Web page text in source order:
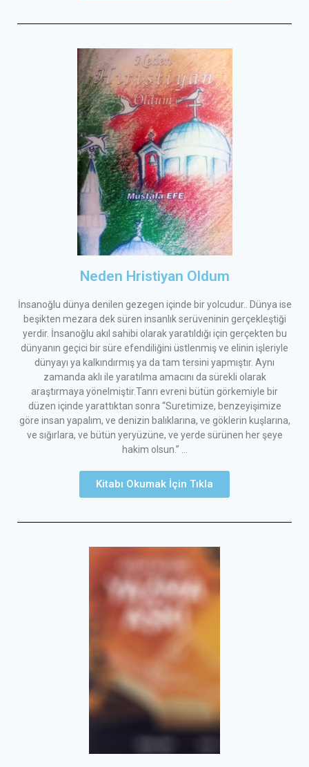
Neden Hristiyan Oldum
İnsanoğlu dünya denilen gezegen içinde bir yolcudur.. Dünya ise
beşikten mezara dek süren insanlık serüveninin gerçekleştiği
yerdir. İnsanoğlu akıl sahibi olarak yaratıldığı için gerçekten bu
dünyanın geçici bir süre efendiliğini üstlenmiş ve elinin işleriyle
dünyayı ya kalkındırmış ya da tam tersini yapmıştır. Aynı
zamanda aklı ile yaratılma amacını da sürekli olarak
araştırmaya yönelmiştir.Tanrı evreni bütün görkemiyle bir
düzen içinde yarattıktan sonra “Suretimize, benzeyişimize
göre insan yapalım, ve denizin balıklarına, ve göklerin kuşlarına,
ve sığırlara, ve bütün yeryüzüne, ve yerde sürünen her şeye
hakim olsun.” …
Kitabı Okumak İçin Tıkla